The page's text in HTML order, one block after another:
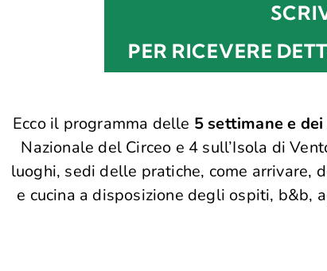
PER RICEVERE
Ecco il programma delle 5 settimane e
Nazionale del Circeo e 4 sull’Isola di
luoghi, sedi delle pratiche, come arrivare,
e cucina a disposizione degli ospiti, b&b,